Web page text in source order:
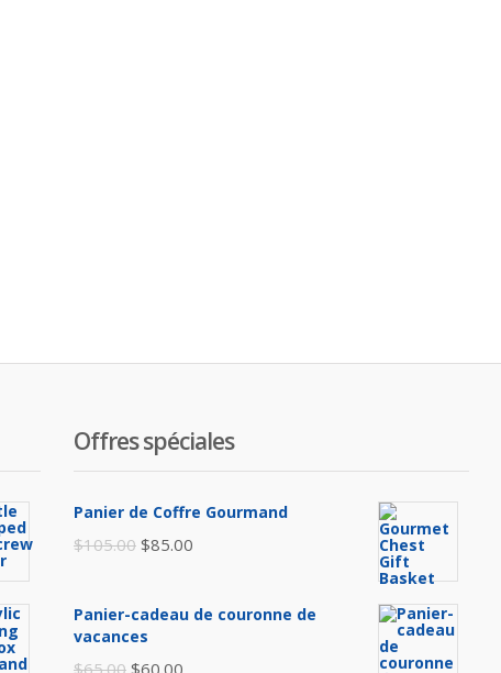
Offres spéciales
Panier de Coffre Gourmand
$105.00 Le
initial
était :
$105.00.
$85.00
actuel
Panier-cadeau de couronne de
vacances
$65.00 Le
$60.00